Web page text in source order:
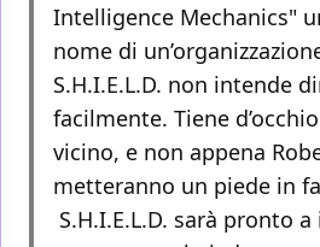
Intelligence Mechanics"
nome di
S.H.I.E.L.D. non intende
facilmente. Tiene d’occhio
vicino, e non appena
metteranno un piede in
S.H.I.E.L.D. sarà pronto